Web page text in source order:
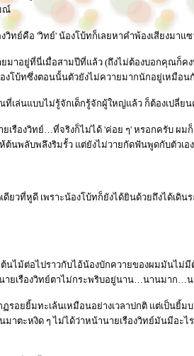
ณ์
วิทย์คือ 'วิทย์' น้องโบ้ทก็เลยหาคำพ้องเสียงมาแ
ยมาอยู่ที่นี่เมื่อสามปีที่แล้ว (ถึงไม่ต้องบอกคุณก็ค
งโบ้ทซึ่งตอนนั้นตัวยังไม่ควายมากนักอยู่เหมือน
เล่นแบบไม่รู้จักเด็กรู้จักผู้ใหญ่แล้ว ก็ต้องเปลี่ย
เรืองวิทย์…ที่จริงก็ไม่ได้ 'ค่อย ๆ' หรอกครับ ผ
นพลับพลึงริมรั้ว แต่ยังไม่วายกัดฟันพูดกับตัวเอง
ยวที่หูดี เพราะน้องโบ้ทก็ยังได้ยินด้วยถึงได้เดินร
นไม้ต่อไปราวกับไอ้น้องบักควายของผมมันไม่
ายเรืองวิทย์ตาไม่กระพริบอยู่นาน…นานมาก…น
รอยยิ้มทะเล้นเหมือนอย่างเวลาปกติ แต่เป็นยิ้
มาตะหงิด ๆ ไม่ได้ว่าหน้านายเรืองวิทย์มันมีอะ